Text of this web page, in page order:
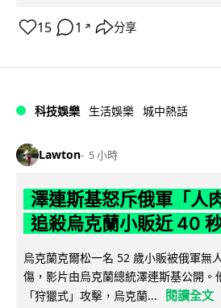
15 1 ↗ 分享
科技娛樂 生活娛樂 城中熱話
Lawton 5 小時
澤連斯基怒斥俄軍「人
追殺烏克蘭小販近 40
烏克蘭克爾松一名 52 歲小販被俄軍無
傷，影片由烏克蘭總統澤連斯基公開。
「狩獵式」攻擊，烏克蘭...
閱讀全文